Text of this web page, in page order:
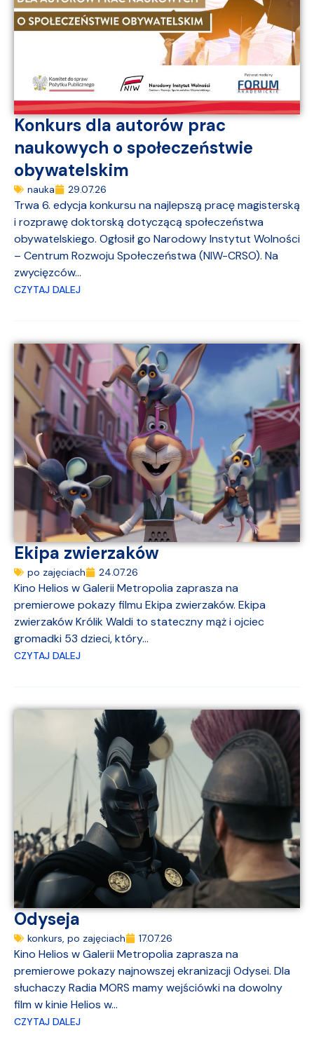
Konkurs dla autorów prac
naukowych o społeczeństwie
obywatelskim
nauka 29.07.26
Trwa 6. edycja konkursu na najlepszą pracę magisterską
i rozprawę doktorską dotyczącą społeczeństwa
obywatelskiego. Ogłosił go Narodowy Instytut Wolności
– Centrum Rozwoju Społeczeństwa (NIW-CRSO). Na
zwycięzców...
CZYTAJ DALEJ
Ekipa zwierzaków
po zajęciach 24.07.26
Kino Helios w Galerii Metropolia zaprasza na
premierowe pokazy filmu Ekipa zwierzaków. Ekipa
zwierzaków Królik Waldi to stateczny mąż i ojciec
gromadki 53 dzieci, który...
CZYTAJ DALEJ
Odyseja
konkurs, po zajęciach 17.07.26
Kino Helios w Galerii Metropolia zaprasza na
premierowe pokazy najnowszej ekranizacji Odysei. Dla
słuchaczy Radia MORS mamy wejściówki na dowolny
film w kinie Helios w...
CZYTAJ DALEJ